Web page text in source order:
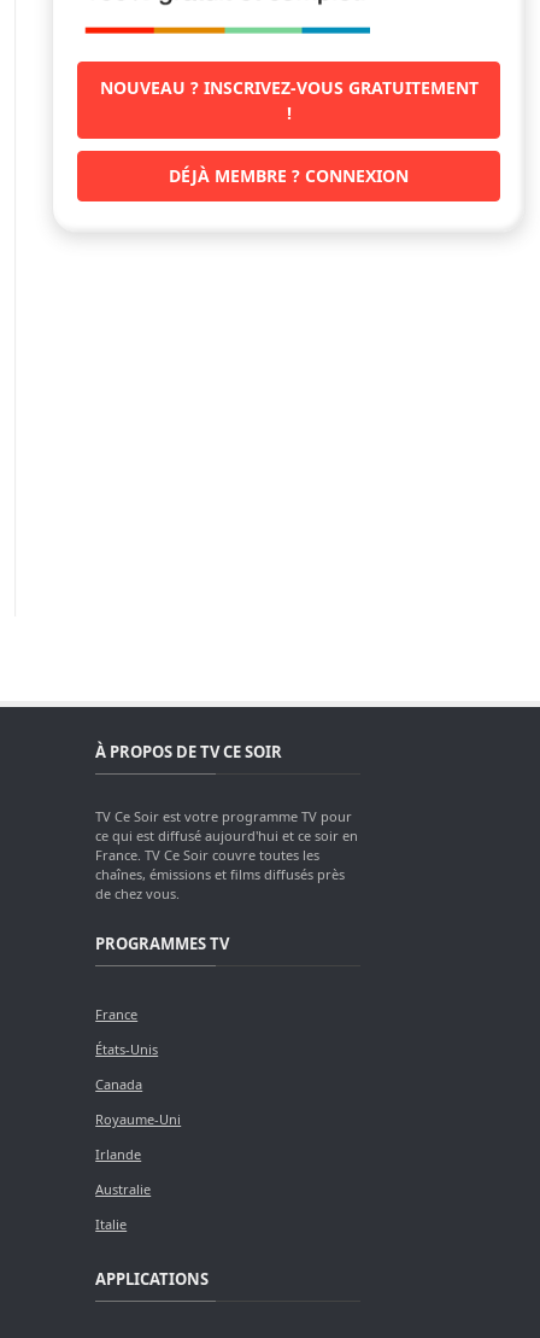
NOUVEAU ? INSCRIVEZ-VOUS GRATUITEMENT
!
DÉJÀ MEMBRE ? CONNEXION
À PROPOS DE TV CE SOIR
TV Ce Soir est votre programme TV pour
ce qui est diffusé aujourd'hui et ce soir en
France. TV Ce Soir couvre toutes les
chaînes, émissions et films diffusés près
de chez vous.
PROGRAMMES TV
France
États-Unis
Canada
Royaume-Uni
Irlande
Australie
Italie
APPLICATIONS